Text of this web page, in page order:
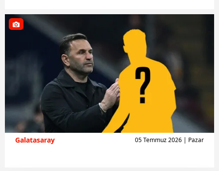
Galatasaray 05 Temmuz 2026 | Pazar